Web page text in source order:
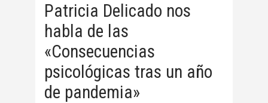
Patricia Delicado nos
habla de las
«Consecuencias
psicológicas tras un año
de pandemia»